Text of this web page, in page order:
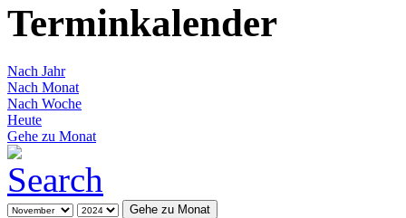
Terminkalender
Nach Jahr
Nach Monat
Nach Woche
Heute
Gehe zu Monat
Gehe zu Monat